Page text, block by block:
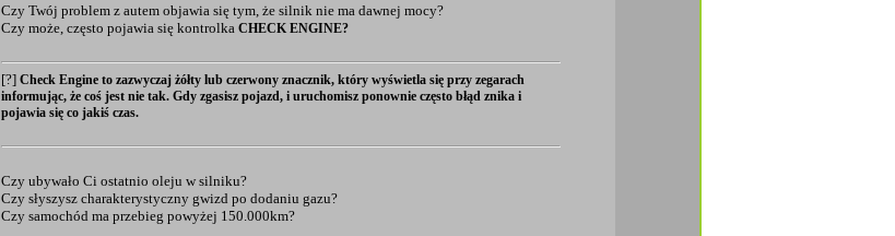
Czy Twój problem z autem objawia się tym, że silnik nie ma dawnej mocy?
Czy może, często pojawia się kontrolka CHECK ENGINE?
[?] Check Engine to zazwyczaj żółty lub czerwony znacznik, który wyświetla się przy zegarach
informując, że coś jest nie tak. Gdy zgasisz pojazd, i uruchomisz ponownie często błąd znika i
pojawia się co jakiś czas.
Czy ubywało Ci ostatnio oleju w silniku?
Czy słyszysz charakterystyczny gwizd po dodaniu gazu?
Czy samochód ma przebieg powyżej 150.000km?